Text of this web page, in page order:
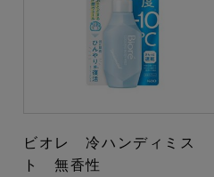
ビオレ 冷ハンディミス
ト 無香性